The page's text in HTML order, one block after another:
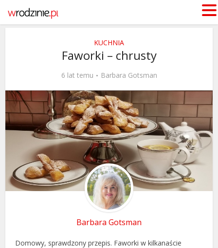
KUCHNIA
Faworki – chrusty
6 lat temu Barbara Gotsman
Barbara Gotsman
Domowy, sprawdzony przepis. Faworki w kilkanaście